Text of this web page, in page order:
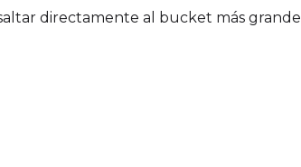
directamente al bucket más grande